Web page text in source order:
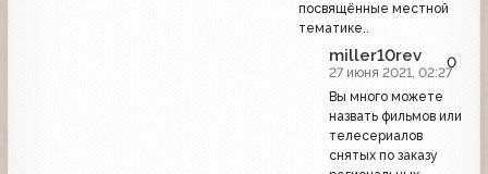
посвящённые местной
тематике..
miller10rev
27 июня 2021, 02:27
0
Вы много можете
назвать фильмов или
телесериалов
снятых по заказу